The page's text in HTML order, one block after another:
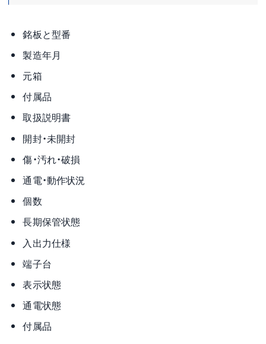
銘板と型番
製造年月
元箱
付属品
取扱説明書
開封・未開封
傷・汚れ・破損
通電・動作状況
個数
長期保管状態
入出力仕様
端子台
表示状態
通電状態
付属品